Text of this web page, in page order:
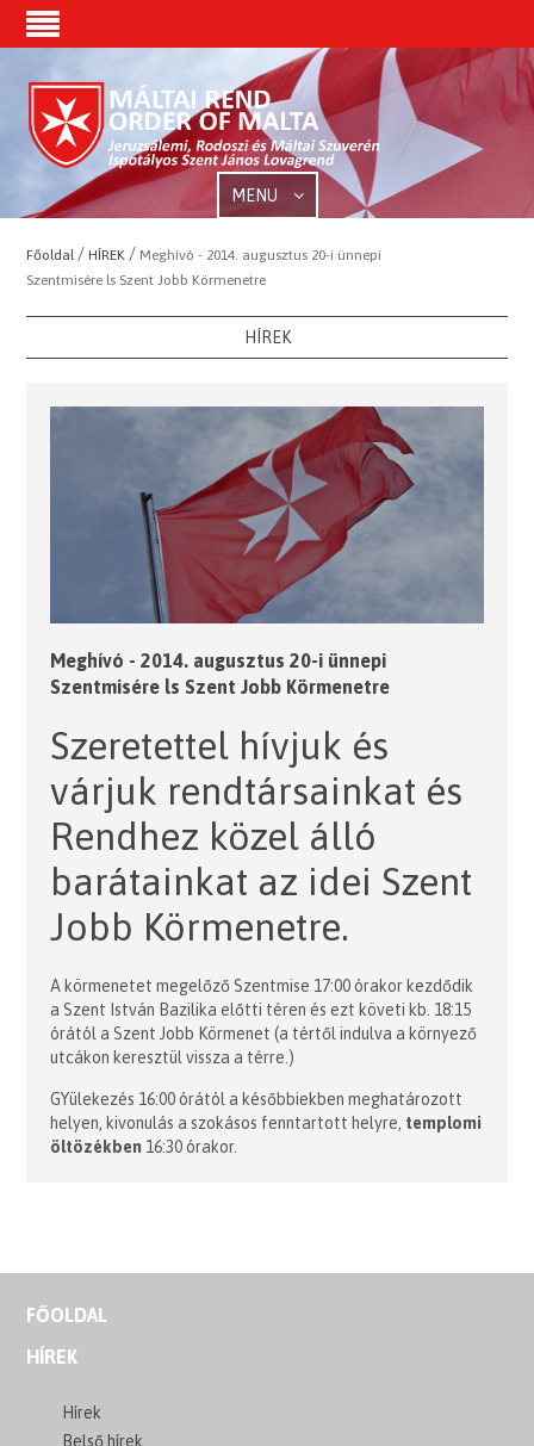
MENU
Főoldal /HÍREK / Meghívó - 2014. augusztus 20-i ünnepi
Szentmisére ls Szent Jobb Körmenetre
HÍREK
Meghívó - 2014. augusztus 20-i ünnepi
Szentmisére ls Szent Jobb Körmenetre
Szeretettel hívjuk és
várjuk rendtársainkat és
Rendhez közel álló
barátainkat az idei Szent
Jobb Körmenetre.
A körmenetet megelőző Szentmise 17:00 órakor kezdődik
a Szent István Bazilika előtti téren és ezt követi kb. 18:15
órától a Szent Jobb Körmenet (a tértől indulva a környező
utcákon keresztül vissza a térre.)
GYülekezés 16:00 órától a későbbiekben meghatározott
helyen, kivonulás a szokásos fenntartott helyre, templomi
öltözékben 16:30 órakor.
FŐOLDAL
HÍREK
Hírek
Belső hírek